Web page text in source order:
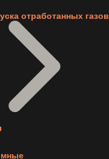
отработанных газов